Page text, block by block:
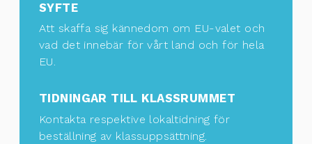
SYFTE
Att skaffa sig kännedom om EU-valet och
vad det innebär för vårt land och för hela
EU.
TIDNINGAR TILL KLASSRUMMET
Kontakta respektive lokaltidning för
beställning av klassuppsättning.